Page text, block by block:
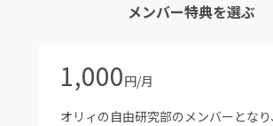
メンバー特典を選ぶ
1,000円/月
オリィの自由研究部のメンバーとなり